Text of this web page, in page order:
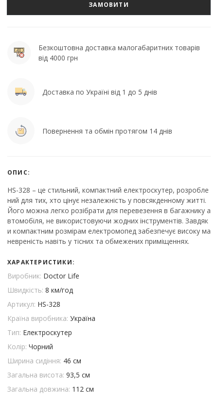
ЗАМОВИТИ
Безкоштовна доставка малогабаритних товарів
від 4000 грн
Доставка по Україні від 1 до 5 днів
Повернення та обмін протягом 14 днів
ОПИС:
HS-328 – це стильний, компактний електроскутер, розробле
ний для тих, хто цінує незалежність у повсякденному житті.
Його можна легко розібрати для перевезення в багажнику а
втомобіля, не використовуючи жодних інструментів. Завдяк
и компактним розмірам електромопед забезпечує високу ма
невреність навіть у тісних та обмежених приміщеннях.
ХАРАКТЕРИСТИКИ:
Виробник: Doctor Life
Швидкість: 8 км/год
Артикул: HS-328
Країна виробника: Україна
Тип: Електроскутер
Колір: Чорний
Ширина сидіння: 46 см
Загальна висота: 93,5 см
Загальна довжина: 112 см